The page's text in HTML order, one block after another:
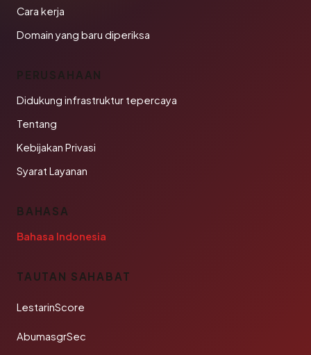
Cara kerja
Domain yang baru diperiksa
PERUSAHAAN
Didukung infrastruktur tepercaya
Tentang
Kebijakan Privasi
Syarat Layanan
BAHASA
Bahasa Indonesia
TAUTAN SAHABAT
LestarinScore
AbumasgrSec